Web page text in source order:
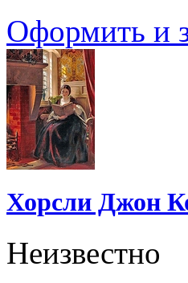
Оформить и
Хорсли Джон
Неизвестно